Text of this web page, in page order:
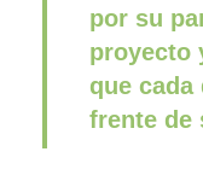
por su
proyecto
que cada
frente de